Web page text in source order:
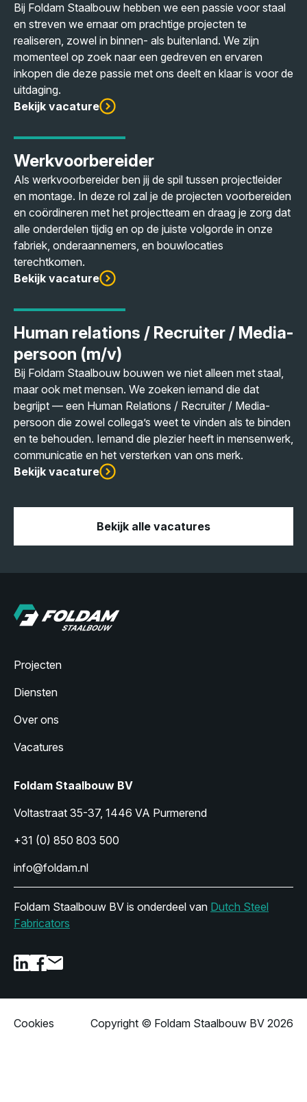
Bij Foldam Staalbouw hebben we een passie voor staal
en streven we ernaar om prachtige projecten te
realiseren, zowel in binnen- als buitenland. We zijn
momenteel op zoek naar een gedreven en ervaren
inkopen die deze passie met ons deelt en klaar is voor de
uitdaging.
Bekijk vacature
Werkvoorbereider
Als werkvoorbereider ben jij de spil tussen projectleider
en montage. In deze rol zal je de projecten voorbereiden
en coördineren met het projectteam en draag je zorg dat
alle onderdelen tijdig en op de juiste volgorde in onze
fabriek, onderaannemers, en bouwlocaties
terechtkomen.
Bekijk vacature
Human relations / Recruiter / Media-
persoon (m/v)
Bij Foldam Staalbouw bouwen we niet alleen met staal,
maar ook met mensen. We zoeken iemand die dat
begrijpt — een Human Relations / Recruiter / Media-
persoon die zowel collega’s weet te vinden als te binden
en te behouden. Iemand die plezier heeft in mensenwerk,
communicatie en het versterken van ons merk.
Bekijk vacature
Bekijk alle vacatures
Projecten
Diensten
Over ons
Vacatures
Foldam Staalbouw BV
Voltastraat 35-37, 1446 VA Purmerend
+31 (0) 850 803 500
info@foldam.nl
Foldam Staalbouw BV is onderdeel van Dutch Steel
Fabricators
Cookies Copyright © Foldam Staalbouw BV 2026